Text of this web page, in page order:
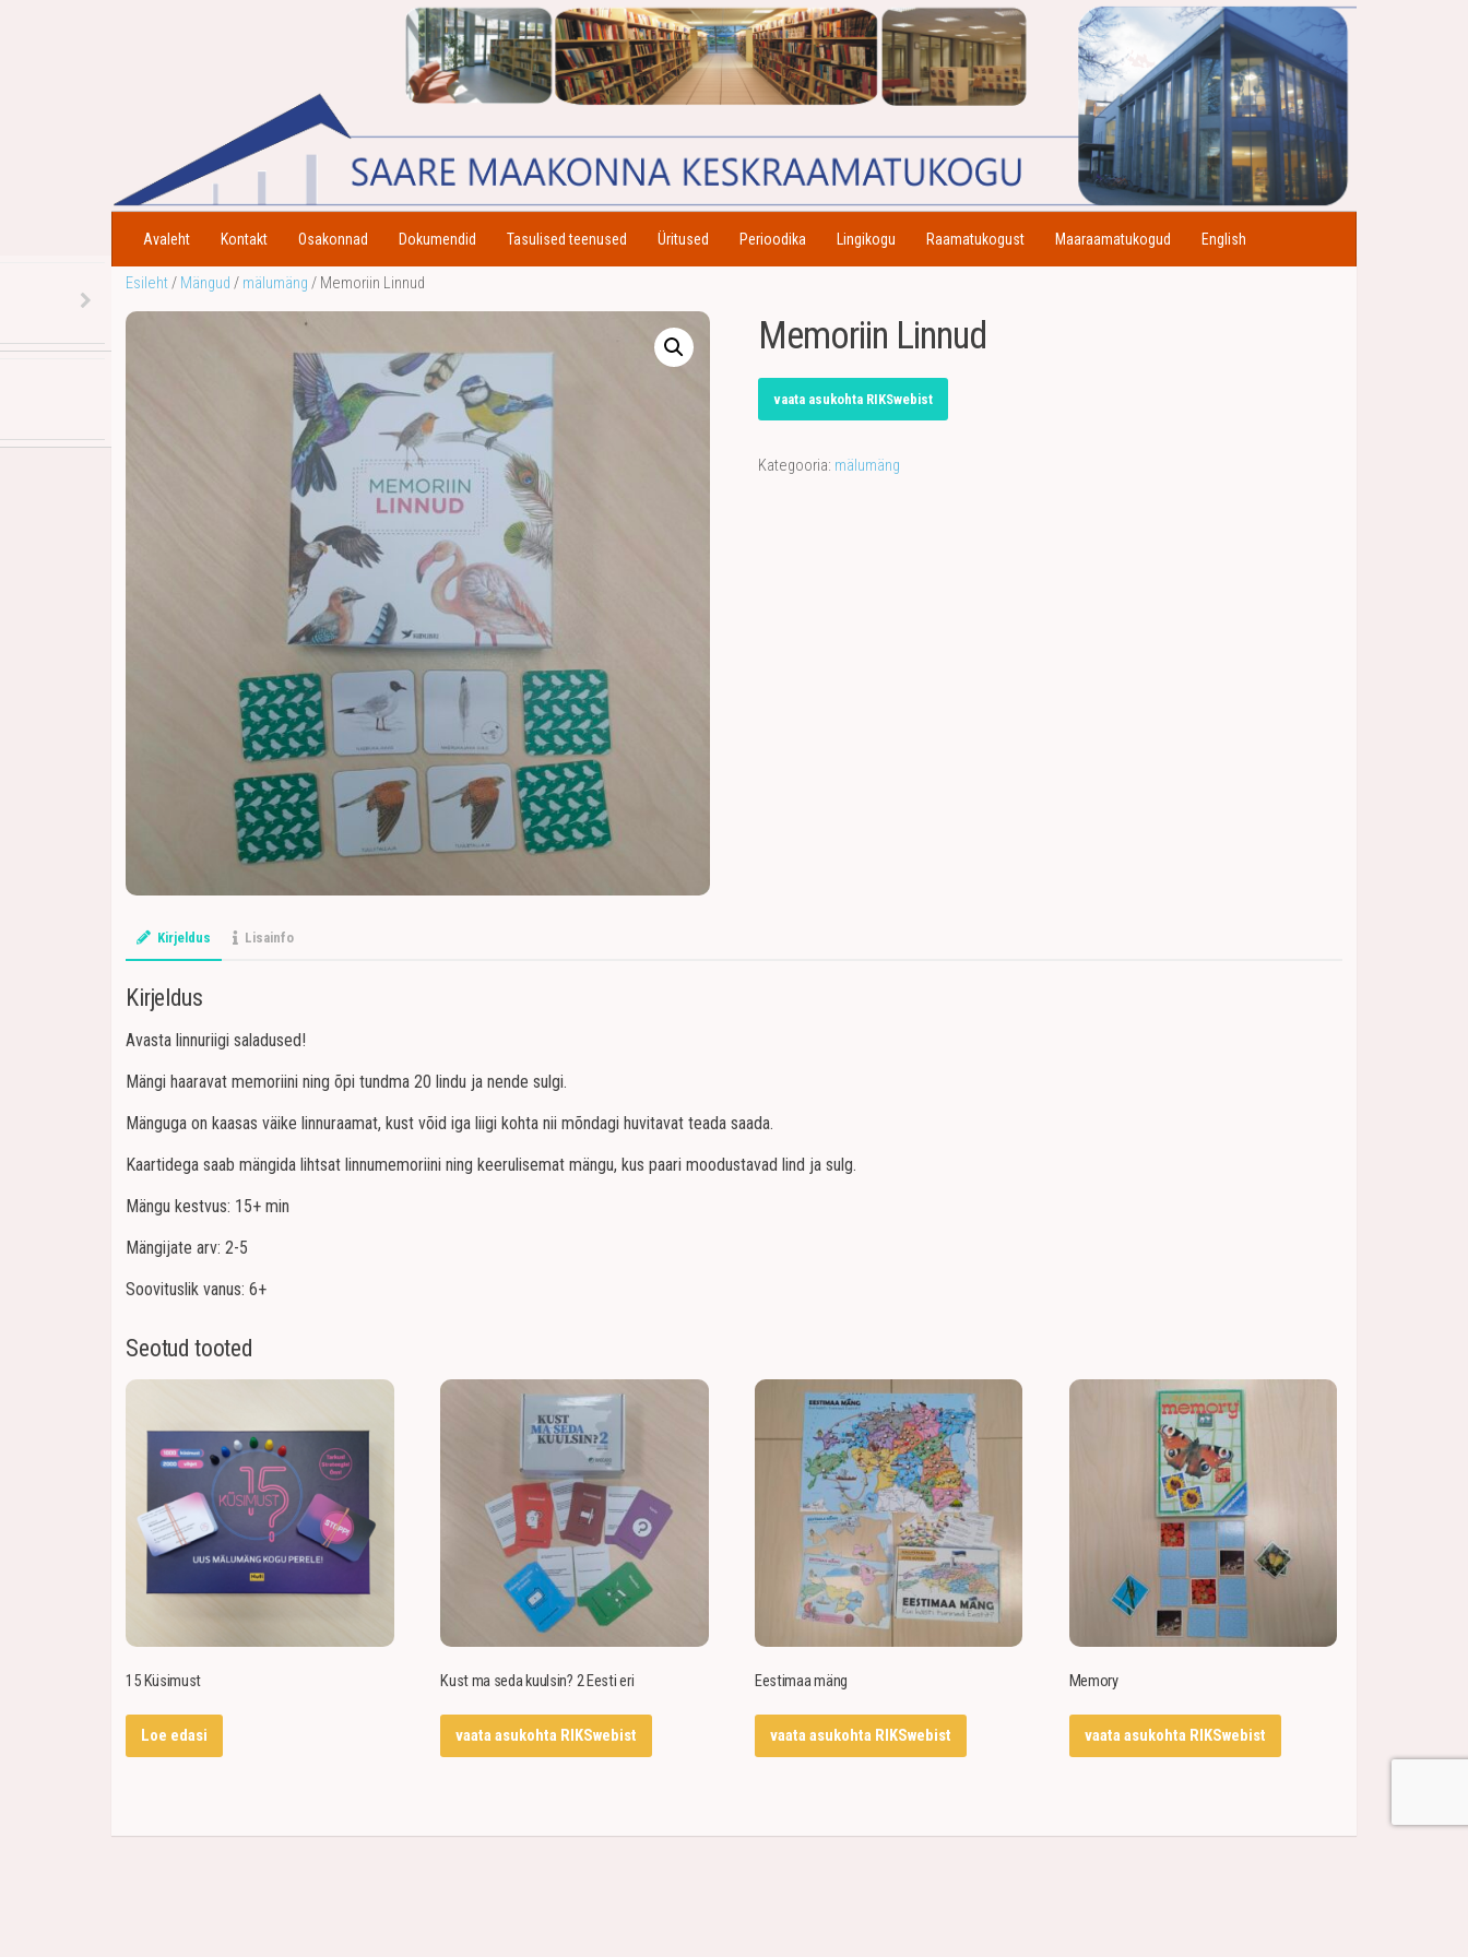
Avaleht Kontakt Osakonnad Dokumendid Tasulised teenused Üritused Perioodika Lingikogu Raamatukogust Maaraamatukogud English
Esileht/ Mängud / mälumäng / Memoriin Linnud
Memoriin Linnud
vaata asukohta RIKSwebist
Kategooria: mälumäng
Kirjeldus Lisainfo
Kirjeldus
Avasta linnuriigi saladused!
Mängi haaravat memoriini ning õpi tundma 20 lindu ja nende sulgi.
Mänguga on kaasas väike linnuraamat, kust võid iga liigi kohta nii mõndagi huvitavat teada saada.
Kaartidega saab mängida lihtsat linnumemoriini ning keerulisemat mängu, kus paari moodustavad lind ja sulg.
Mängu kestvus: 15+ min
Mängijate arv: 2-5
Soovituslik vanus: 6+
Seotud tooted
15 Küsimust
Loe edasi
Kust ma seda kuulsin? 2 Eesti eri
vaata asukohta RIKSwebist
Eestimaa mäng
vaata asukohta RIKSwebist
Memory
vaata asukohta RIKSwebist